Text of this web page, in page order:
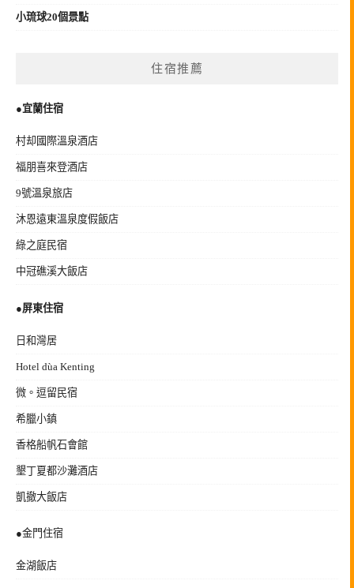
小琉球20個景點
住宿推薦
●宜蘭住宿
村却國際溫泉酒店
福朋喜來登酒店
9號溫泉旅店
沐恩遠東溫泉度假飯店
綠之庭民宿
中冠礁溪大飯店
●屏東住宿
日和灣居
Hotel dùa Kenting
微。逗留民宿
希臘小鎮
香格船帆石會館
墾丁夏都沙灘酒店
凱撤大飯店
●金門住宿
金湖飯店